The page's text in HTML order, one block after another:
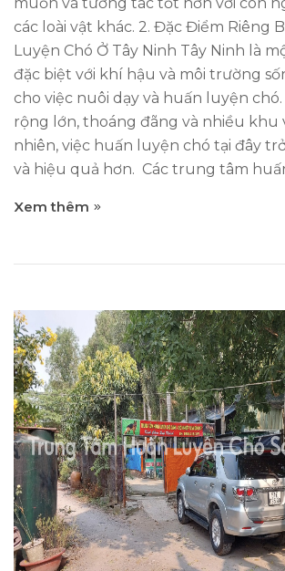
các loài vật khác. 2. Đặc Điểm Riêng
Luyện Chó Ở Tây Ninh Tây Ninh là
đặc biệt với khí hậu và môi trường
cho việc nuôi dạy và huấn luyện
rộng lớn, thoáng đãng và nhiều khu
nhiên, việc huấn luyện chó tại đây
và hiệu quả hơn. Các trung tâm
Xem thêm